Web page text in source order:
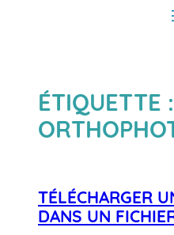
ÉTIQUETTE :
TÉLÉCHARGER
DANS UN